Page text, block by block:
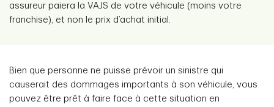
assureur paiera la VAJS de votre véhicule (moins votre
franchise), et non le prix d’achat initial.
Bien que personne ne puisse prévoir un sinistre qui
causerait des dommages importants à son véhicule, vous
pouvez être prêt à faire face à cette situation en